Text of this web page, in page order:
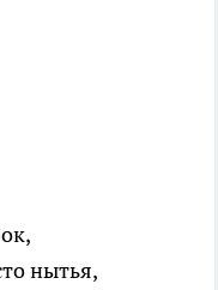
нытья,